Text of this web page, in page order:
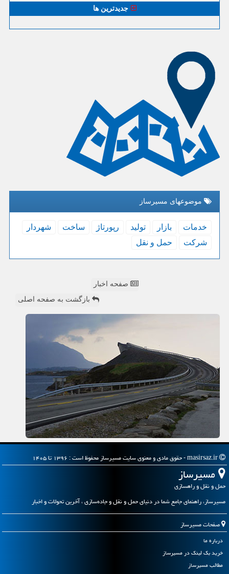
جدیدترین ها
موضوعهای مسیرساز
خدمات بازار تولید رپورتاژ ساخت
شهردار
شركت
حمل و نقل
صفحه اخبار
بازگشت به صفحه اصلی
مسیرساز
حمل و نقل و راهسازی
مسیرساز، راهنمای جامع شما در دنیای حمل و نقل و جاده‌سازی ، آخرین تحولات و اخبار
صفحات مسیرساز
درباره ما
خرید بک لینک در مسیرساز
مطالب مسیرساز